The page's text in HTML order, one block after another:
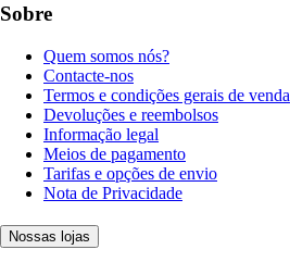
Sobre
Quem somos nós?
Contacte-nos
Termos e condições gerais de venda
Devoluções e reembolsos
Informação legal
Meios de pagamento
Tarifas e opções de envio
Nota de Privacidade
Nossas lojas